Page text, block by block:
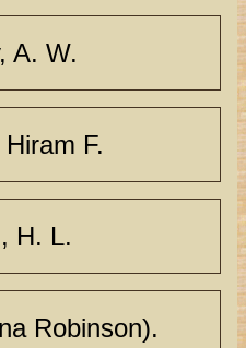
A. W.
F.
H. L.
Robinson).